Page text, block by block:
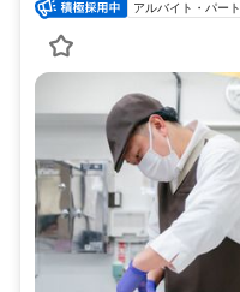
アルバイト・パート